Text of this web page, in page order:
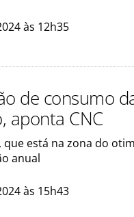
às 12h35
de consumo
aponta CNC
que está na zona do
anual
às 15h43